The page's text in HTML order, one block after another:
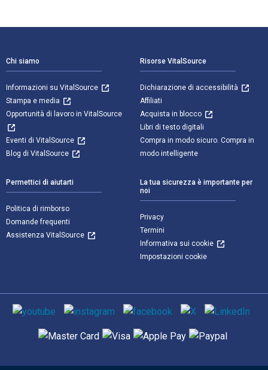
Chi siamo
Informazioni su VitalSource
Stampa e media
Opportunità di lavoro in VitalSource
Eventi di VitalSource
Blog di VitalSource
Risorse VitalSource
Dichiarazione di accessibilità
Affiliati
Acquista in blocco
Libri di testo digitali
Compra in modo sicuro. Compra in
modo intelligente
Permettici di aiutarti
Politica di rimborso
Domande frequenti
Assistenza VitalSource
La tua sicurezza è importante per
noi
Privacy
Termini
Informativa sui cookie
Impostazioni cookie
Mezzi sociali
Metodi di pagamento supportati